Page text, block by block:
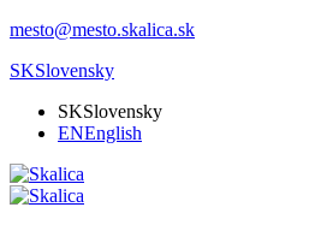
mesto@mesto.skalica.sk
SKSlovensky
SKSlovensky
ENEnglish